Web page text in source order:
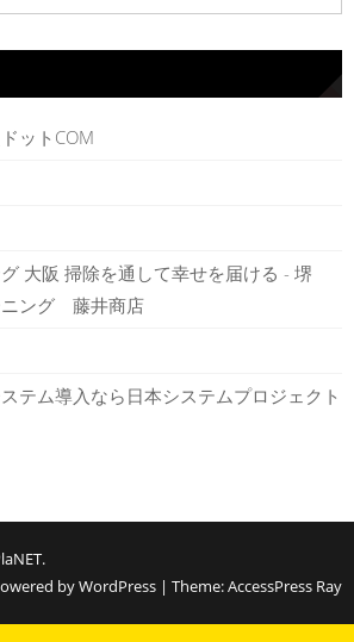
ットCOM
大阪 掃除を通して幸せを届ける - 堺
ング 藤井商店
テム導入なら日本システムプロジェクト
.
by WordPress | Theme:AccessPress Ray